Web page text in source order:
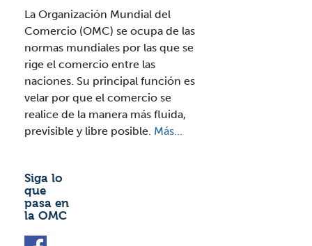
La Organización Mundial del
Comercio (OMC) se ocupa de las
normas mundiales por las que se
rige el comercio entre las
naciones. Su principal función es
velar por que el comercio se
realice de la manera más fluida,
previsible y libre posible. Más...
Siga lo
que
pasa en
la OMC